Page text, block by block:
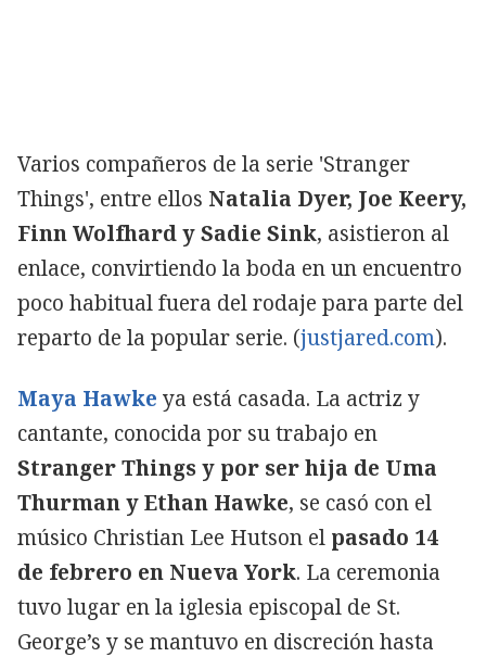
Varios compañeros de la serie 'Stranger
Things', entre ellos Natalia Dyer, Joe Keery,
Finn Wolfhard y Sadie Sink, asistieron al
enlace, convirtiendo la boda en un encuentro
poco habitual fuera del rodaje para parte del
reparto de la popular serie. (justjared.com).
Maya Hawke ya está casada. La actriz y
cantante, conocida por su trabajo en
Stranger Things y por ser hija de Uma
Thurman y Ethan Hawke, se casó con el
músico Christian Lee Hutson el pasado 14
de febrero en Nueva York. La ceremonia
tuvo lugar en la iglesia episcopal de St.
George’s y se mantuvo en discreción hasta